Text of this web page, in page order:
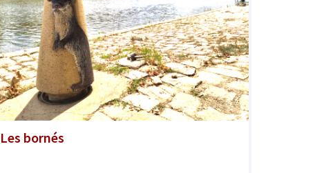
Les bornés